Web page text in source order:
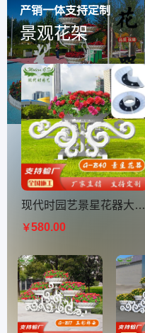
产销一体支持定制
景观花架
现代时园艺景星花器大型铁艺花架景观绿化花槽厂家供应支持定制
￥580.00